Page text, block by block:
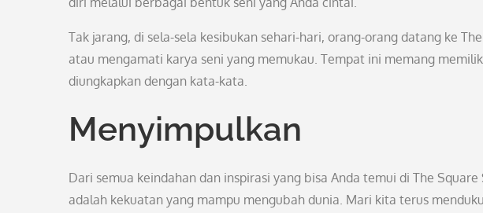
Tak jarang, di sela-sela kesibukan sehari-hari, orang-orang datang ke
atau mengamati karya seni yang memukau. Tempat ini memang
diungkapkan dengan kata-kata.
Menyimpulkan
Dari semua keindahan dan inspirasi yang bisa Anda temui di The
adalah kekuatan yang mampu mengubah dunia. Mari kita terus